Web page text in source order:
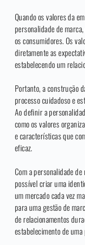
Quando os valores da
personalidade de
os consumidores. Os
diretamente as
estabelecendo um
Portanto, a construção
processo cuidadoso e
Ao definir a
como os valores
e características que
eficaz.
Com a personalidade
possível criar uma
um mercado cada vez
para uma gestão de
de relacionamentos
estabelecimento de